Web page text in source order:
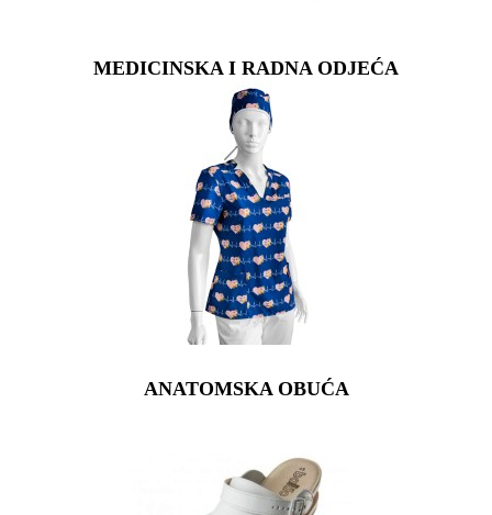
MEDICINSKA I RADNA ODJEĆA
ANATOMSKA OBUĆA